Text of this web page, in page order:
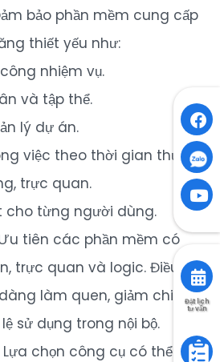
bảo phần mềm cung cấp
thiết yếu như:
nhiệm vụ.
và tập thể.
lý dự án.
việc theo thời gian thực.
trực quan.
cho từng người dùng.
tiên các phần mềm có
trực quan và logic. Điều này
làm quen, giảm chi phí
sử dụng trong nội bộ.
Lựa chọn công cụ có thể kết
Đặt lịch
tư vấn